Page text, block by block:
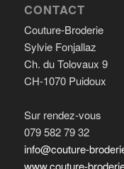
CONTACT
Couture-Broderie
Sylvie Fonjallaz
Ch. du Tolovaux 9
CH-1070 Puidoux
Sur rendez-vous
079 582 79 32
info@couture-
www.couture-